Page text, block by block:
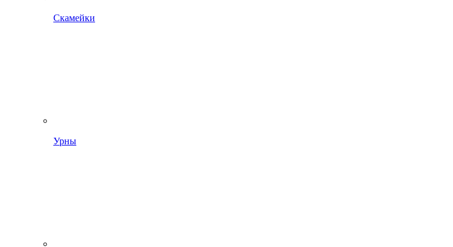
Скамейки
Урны